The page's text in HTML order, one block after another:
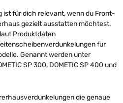
ist für dich relevant, wenn du Front-
gezielt ausstatten möchtest.
Produktdaten
für
Genannt werden unter
SP 300, DOMETIC SP 400 und
die genaue